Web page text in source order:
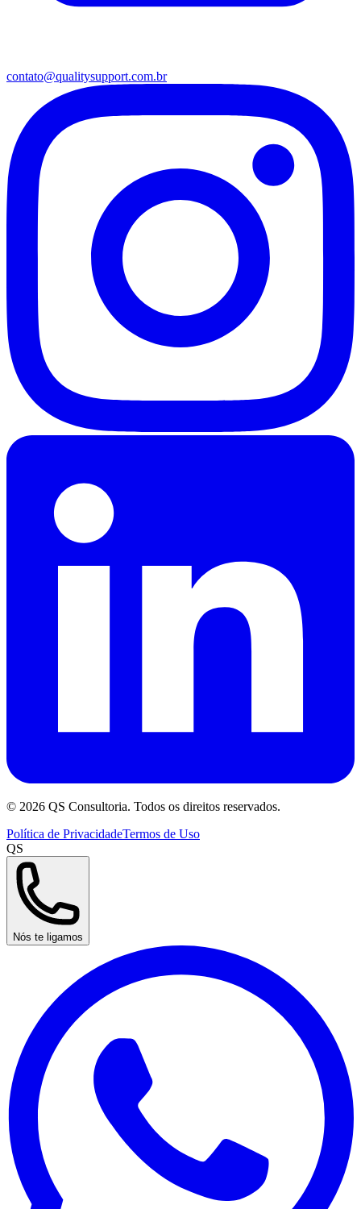
contato@qualitysupport.com.br
© 2026 QS Consultoria. Todos os direitos reservados.
Política de PrivacidadeTermos de Uso
QS
Nós te ligamos